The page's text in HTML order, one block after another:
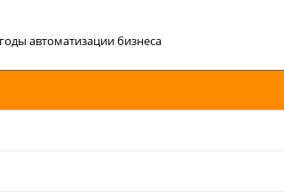
автоматизации бизнеса